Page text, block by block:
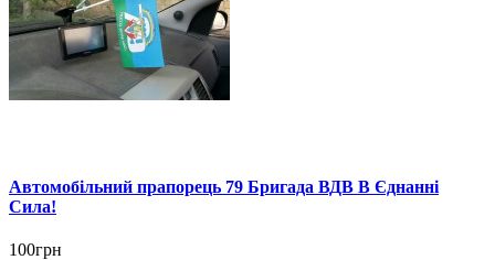
Автомобільний прапорець 79 Бригада ВДВ В Єднанні
Сила!
100грн